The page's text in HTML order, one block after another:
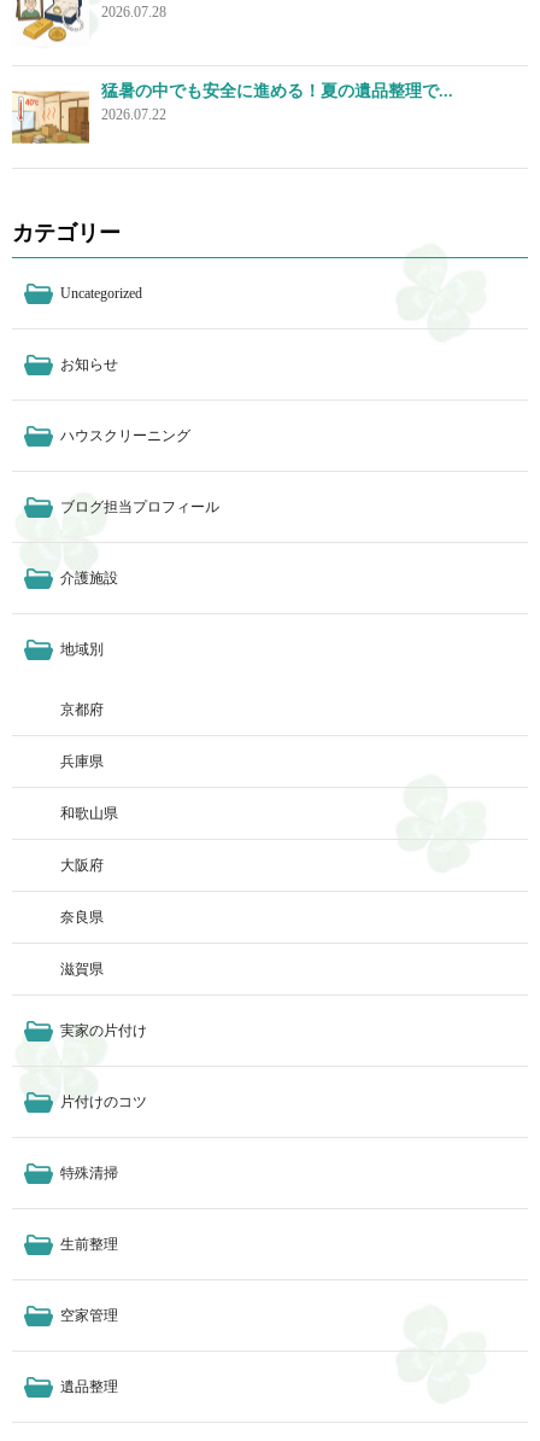
2026.07.28
猛暑の中でも安全に進める！夏の遺品整理で...
2026.07.22
カテゴリー
Uncategorized
お知らせ
ハウスクリーニング
ブログ担当プロフィール
介護施設
地域別
京都府
兵庫県
和歌山県
大阪府
奈良県
滋賀県
実家の片付け
片付けのコツ
特殊清掃
生前整理
空家管理
遺品整理